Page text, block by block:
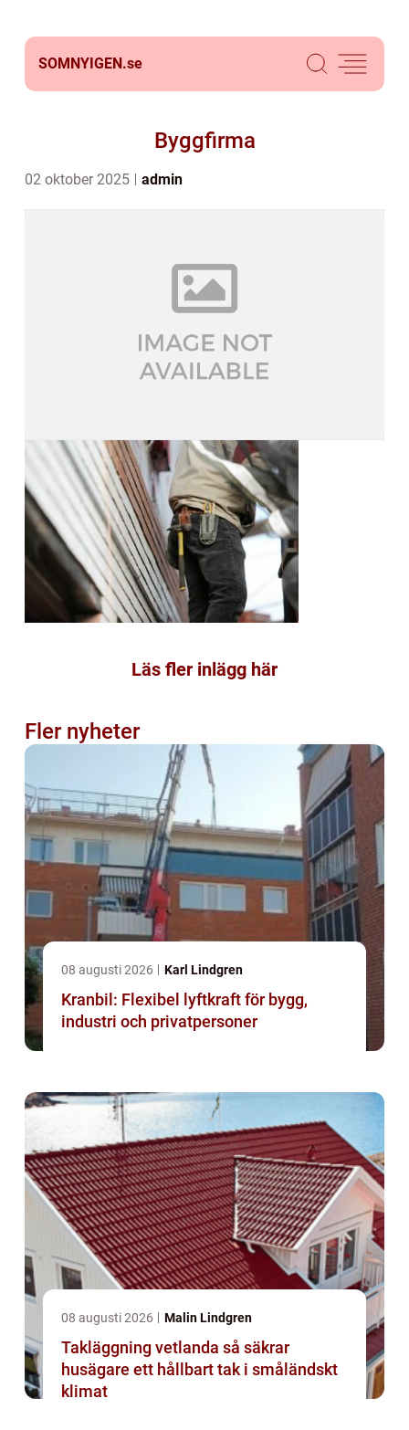
SOMNYIGEN.se
Byggfirma
02 oktober 2025 admin
Läs fler inlägg här
Fler nyheter
08 augusti 2026 Karl Lindgren
Kranbil: Flexibel lyftkraft för bygg,
industri och privatpersoner
08 augusti 2026 Malin Lindgren
Takläggning vetlanda så säkrar
husägare ett hållbart tak i småländskt
klimat